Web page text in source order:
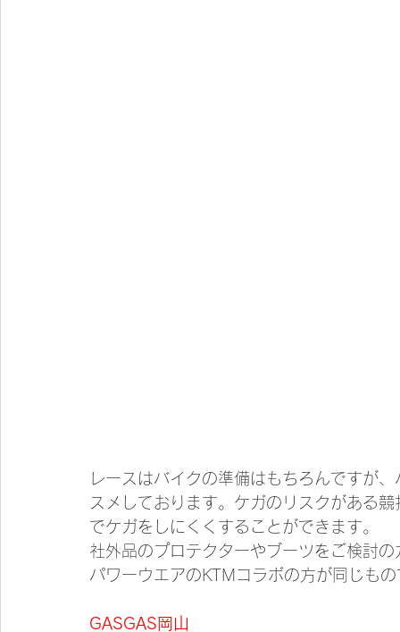
レースはバイクの準備はもちろんですが
スメしております。ケガのリスクがある
でケガをしにくくすることができます。
社外品のプロテクターやブーツをご検討
パワーウエアのKTMコラボの方が同じも
GASGAS岡山